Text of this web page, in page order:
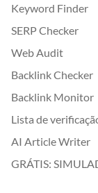
Keyword Finder
SERP Checker
Web Audit
Backlink Checker
Backlink Monitor
Lista de
AI Article Writer
GRÁTIS: